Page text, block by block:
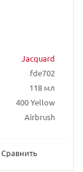
Jacquard
fde702
118 мл
400 Yellow
Airbrush
Сравнить